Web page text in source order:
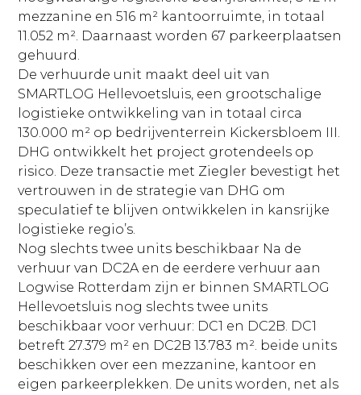
mezzanine en 516 m² kantoorruimte, in totaal
11.052 m². Daarnaast worden 67 parkeerplaatsen
gehuurd.
De verhuurde unit maakt deel uit van
SMARTLOG Hellevoetsluis, een grootschalige
logistieke ontwikkeling van in totaal circa
130.000 m² op bedrijventerrein Kickersbloem III.
DHG ontwikkelt het project grotendeels op
risico. Deze transactie met Ziegler bevestigt het
vertrouwen in de strategie van DHG om
speculatief te blijven ontwikkelen in kansrijke
logistieke regio’s.
Nog slechts twee units beschikbaar Na de
verhuur van DC2A en de eerdere verhuur aan
Logwise Rotterdam zijn er binnen SMARTLOG
Hellevoetsluis nog slechts twee units
beschikbaar voor verhuur: DC1 en DC2B. DC1
betreft 27.379 m² en DC2B 13.783 m². beide units
beschikken over een mezzanine, kantoor en
eigen parkeerplekken. De units worden, net als